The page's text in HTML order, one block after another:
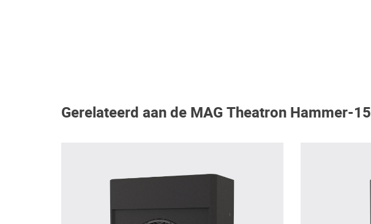
Gerelateerd aan de MAG Theatron Hammer-15